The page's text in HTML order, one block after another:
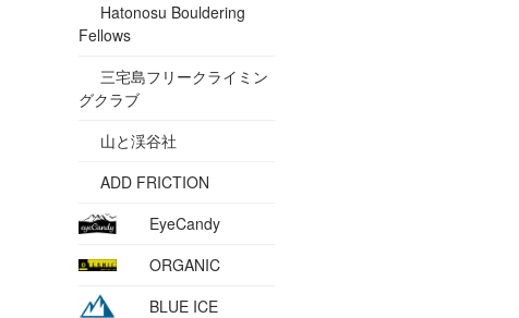
Hatonosu Bouldering
Fellows
三宅島フリークライミン
グクラブ
山と渓谷社
ADD FRICTION
EyeCandy
ORGANIC
BLUE ICE